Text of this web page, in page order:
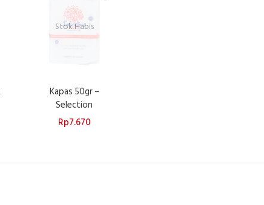
Stok Habis
Kapas 50gr –
Selection
Rp7.670